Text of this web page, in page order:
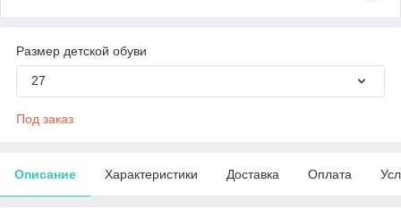
Размер детской обуви
27
Под заказ
Описание Характеристики Доставка Оплата